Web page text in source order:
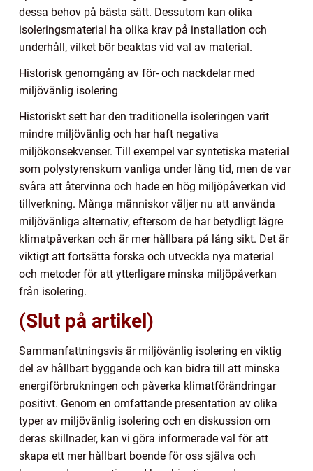
dessa behov på bästa sätt. Dessutom kan olika
isoleringsmaterial ha olika krav på installation och
underhåll, vilket bör beaktas vid val av material.
Historisk genomgång av för- och nackdelar med
miljövänlig isolering
Historiskt sett har den traditionella isoleringen varit
mindre miljövänlig och har haft negativa
miljökonsekvenser. Till exempel var syntetiska material
som polystyrenskum vanliga under lång tid, men de var
svåra att återvinna och hade en hög miljöpåverkan vid
tillverkning. Många människor väljer nu att använda
miljövänliga alternativ, eftersom de har betydligt lägre
klimatpåverkan och är mer hållbara på lång sikt. Det är
viktigt att fortsätta forska och utveckla nya material
och metoder för att ytterligare minska miljöpåverkan
från isolering.
(Slut på artikel)
Sammanfattningsvis är miljövänlig isolering en viktig
del av hållbart byggande och kan bidra till att minska
energiförbrukningen och påverka klimatförändringar
positivt. Genom en omfattande presentation av olika
typer av miljövänlig isolering och en diskussion om
deras skillnader, kan vi göra informerade val för att
skapa ett mer hållbart boende för oss själva och